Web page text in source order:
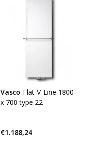
Vasco Flat-V-Line 1800
x 700 type 22
€1.188,24